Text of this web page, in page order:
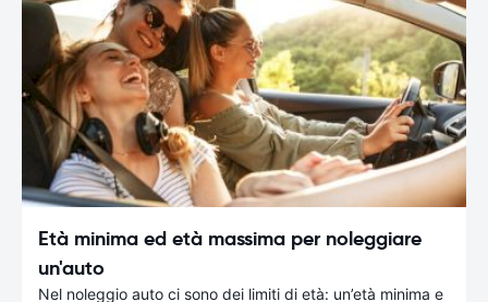
Età minima ed età massima per noleggiare
un'auto
Nel noleggio auto ci sono dei limiti di età: un’età minima e